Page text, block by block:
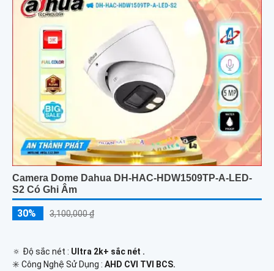
Camera Dome Dahua DH-HAC-HDW1509TP-A-LED-
S2 Có Ghi Âm
30% 3,100,000 ₫
🔅 Độ sắc nét : Ultra 2k+ sắc nét .
✳️ Công Nghệ Sử Dụng : AHD CVI TVI BCS.